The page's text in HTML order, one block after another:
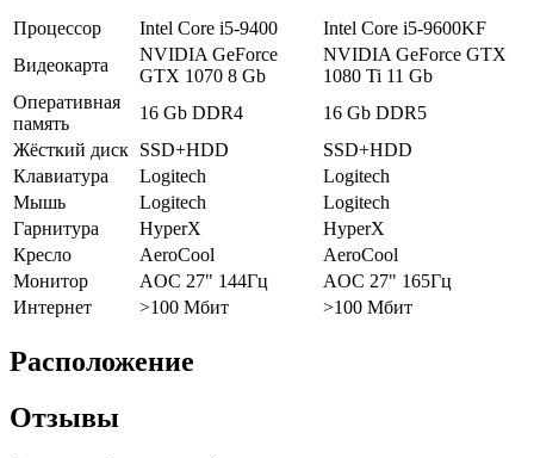
Процессор Intel Core i5-9400
Intel Core i5-9600KF
Видеокарта
NVIDIA GeForce
GTX 1070 8 Gb
NVIDIA GeForce GTX
1080 Ti 11 Gb
Оперативная
память
16 Gb DDR4
16 Gb DDR5
Жёсткий диск SSD+HDD
SSD+HDD
Клавиатура
Logitech
Logitech
Мышь
Logitech
Logitech
Гарнитура
HyperX
HyperX
Кресло
AeroCool
AeroCool
Монитор
AOC 27" 144Гц
AOC 27" 165Гц
Интернет
>100 Мбит >100 Мбит
Расположение
Отзывы